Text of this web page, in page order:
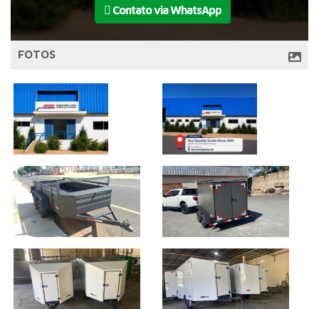
Contato via WhatsApp
FOTOS